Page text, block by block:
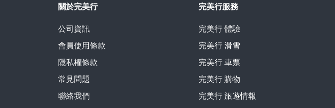
關於完美行
公司資訊
會員使用條款
隱私權條款
常見問題
聯絡我們
完美行服務
完美行體驗
完美行滑雪
完美行車票
完美行購物
完美行旅遊情報